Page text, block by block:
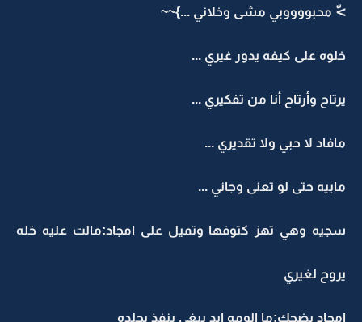
>ّ محبووووبي مشى وخلاني ...}~~
خلوه على كيفه يدور غيري ...
يرتاح وأرتاح أنا من تفكيري ...
مافاد لا حبي ولا تقديري ...
مابيه حتى لو تعنى وجاني ...
سجيه وهي تهز كتوفها وتميل على امجاد:مالت عليه خله
يروح لغيري
امجاد بضحك:ما الومه ابد يبغى ينفذ بجلده